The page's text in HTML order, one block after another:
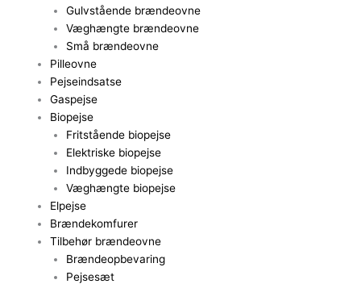
Gulvstående brændeovne
Væghængte brændeovne
Små brændeovne
Pilleovne
Pejseindsatse
Gaspejse
Biopejse
Fritstående biopejse
Elektriske biopejse
Indbyggede biopejse
Væghængte biopejse
Elpejse
Brændekomfurer
Tilbehør brændeovne
Brændeopbevaring
Pejsesæt